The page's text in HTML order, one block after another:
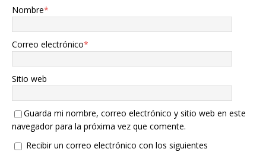
Nombre*
Correo electrónico*
Sitio web
Guarda mi nombre, correo electrónico y sitio web en este
navegador para la próxima vez que comente.
Recibir un correo electrónico con los siguientes